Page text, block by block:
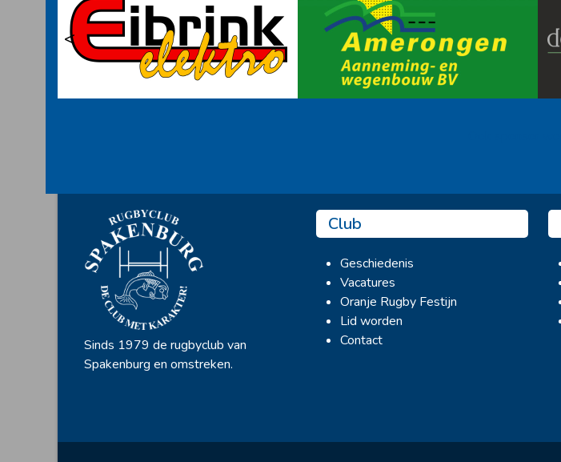
<
Sinds 1979 de rugbyclub van
Spakenburg en omstreken.
Club
Geschiedenis
Vacatures
Oranje Rugby Festijn
Lid worden
Contact